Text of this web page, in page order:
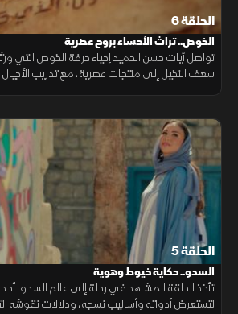
الحلقة 6
الخوص.. تراث الأحساء بروح عصرية
تواصل آيات حسن الحميد إحياء حرفة الخوص التي
سعف النخيل إلى منتجات عصرية، مع تدريب
الحلقة 5
السدو.. حكاية خيوط وهوية
تأخذ الحلقة المشاهد في رحلة إلى عالم السدو، أحد
لتستعرض أدواته وأساليب نسجه، ودلالات نقوشه